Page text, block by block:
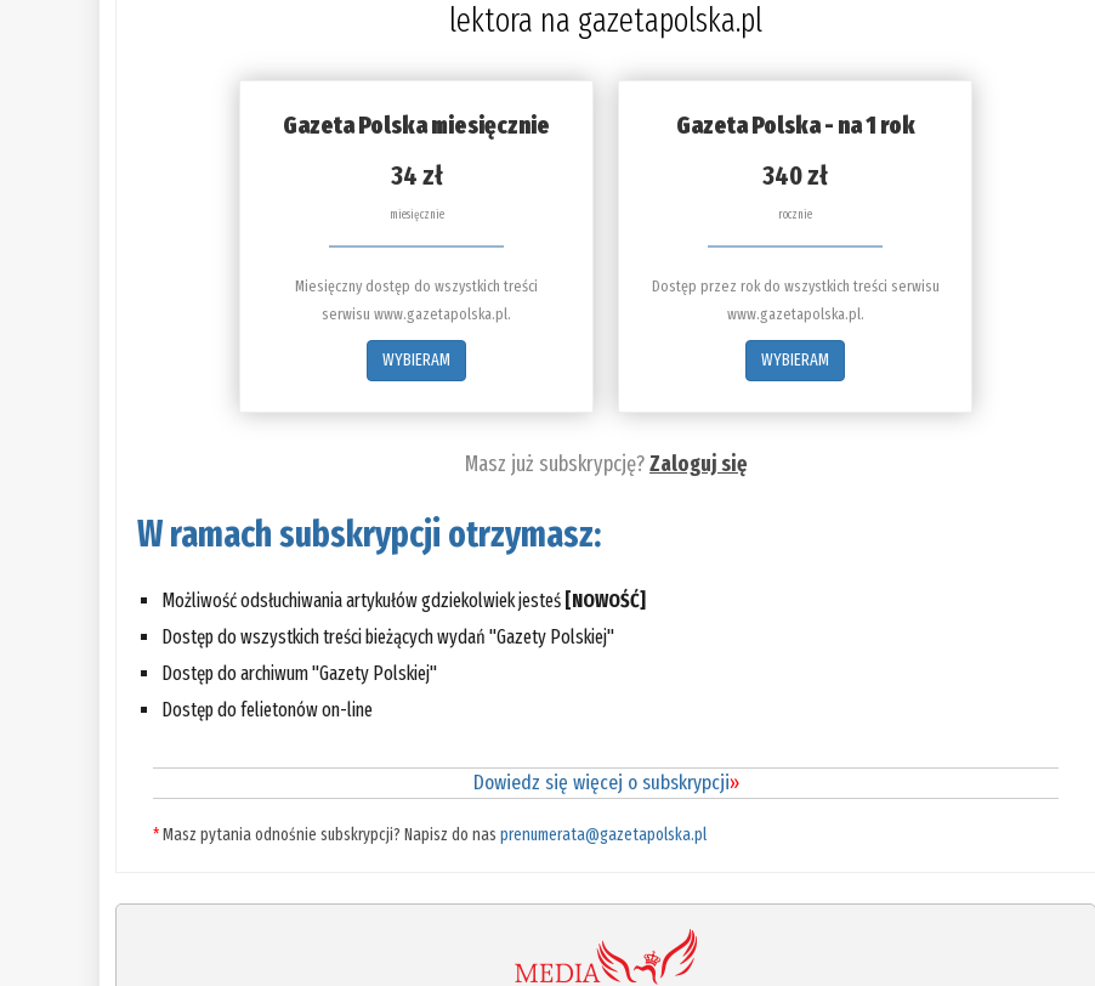
lektora na gazetapolska.pl
Gazeta Polska miesięcznie
34 zł
miesięcznie
Miesięczny dostęp do wszystkich treści
serwisu www.gazetapolska.pl.
WYBIERAM
Gazeta Polska - na 1 rok
340 zł
rocznie
Dostęp przez rok do wszystkich treści serwisu
www.gazetapolska.pl.
WYBIERAM
Masz już subskrypcję?Zaloguj się
W ramach subskrypcji otrzymasz:
Możliwość odsłuchiwania artykułów gdziekolwiek jesteś [NOWOŚĆ]
Dostęp do wszystkich treści bieżących wydań "Gazety Polskiej"
Dostęp do archiwum "Gazety Polskiej"
Dostęp do felietonów on-line
Dowiedz się więcej o subskrypcji»
*Masz pytania odnośnie subskrypcji? Napisz do nasprenumerata@gazetapolska.pl